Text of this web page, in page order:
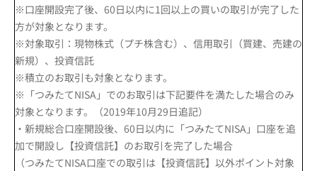
※口座開設完了後、60日以内に1回以上の買いの取引が完了した
方が対象となります。
※対象取引：現物株式（プチ株含む）、信用取引（買建、売建の
新規）、投資信託
※積立のお取引も対象となります。
※「つみたてNISA」でのお取引は下記要件を満たした場合のみ
対象となります。（2019年10月29日追記）
・新規総合口座開設後、60日以内に「つみたてNISA」口座を追
加で開設し【投資信託】のお取引を完了した場合
（つみたてNISA口座での取引は【投資信託】以外ポイント対象